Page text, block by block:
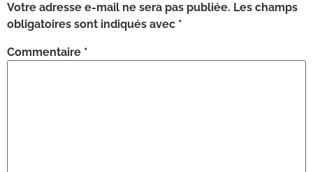
Votre adresse e-mail ne sera pas publiée. Les champs
obligatoires sont indiqués avec *
Commentaire *